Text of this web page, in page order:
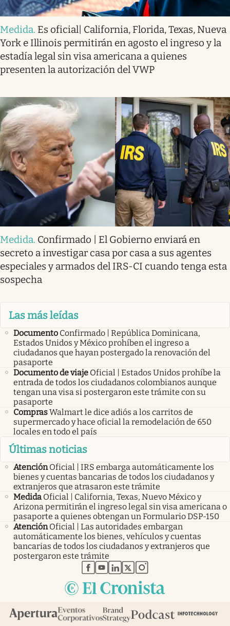
Medida. Es oficial| California, Florida, Texas, Nueva
York e Illinois permitirán en agosto el ingreso y la
estadía legal sin visa americana a quienes
presenten la autorización del VWP
Medida. Confirmado | El Gobierno enviará en
secreto a investigar casa por casa a sus agentes
especiales y armados del IRS-CI cuando tenga esta
sospecha
Las más leídas
Documento Confirmado | República Dominicana,
Estados Unidos y México prohíben el ingreso a
ciudadanos que hayan postergado la renovación del
pasaporte
Documento de viaje Oficial | Estados Unidos prohíbe la
entrada de todos los ciudadanos colombianos aunque
tengan una visa si postergaron este trámite con su
pasaporte
ComprasWalmart le dice adiós a los carritos de
supermercado y hace oficial la remodelación de 650
locales en todo el país
Últimas noticias
Atención Oficial | IRS embarga automáticamente los
bienes y cuentas bancarias de todos los ciudadanos y
extranjeros que atrasaron este trámite
Medida Oficial | California, Texas, Nuevo México y
Arizona permitirán el ingreso legal sin visa americana o
pasaporte a quienes obtengan un Formulario DSP-150
Atención Oficial | Las autoridades embargan
automáticamente los bienes, vehículos y cuentas
bancarias de todos los ciudadanos y extranjeros que
postergaron este trámite
abre en nueva pestaña
abre en nueva pestaña
abre en nueva pestaña
abre en nueva pestaña
abre en nueva pestaña